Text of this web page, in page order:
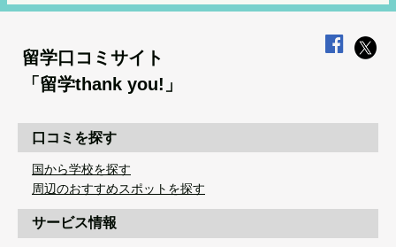
留学口コミサイト
「留学thank you!」
口コミを探す
国から学校を探す
周辺のおすすめスポットを探す
サービス情報